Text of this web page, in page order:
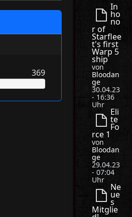
369
In
ho
no
r of
Starflee
t's first
Warp 5
ship
von
Bloodan
ge
30.04.23
- 16:36
Uhr
Eli
te
Fo
rce 1
von
Bloodan
ge
29.04.23
- 07:04
Uhr
Ne
ue
s
Mitglie